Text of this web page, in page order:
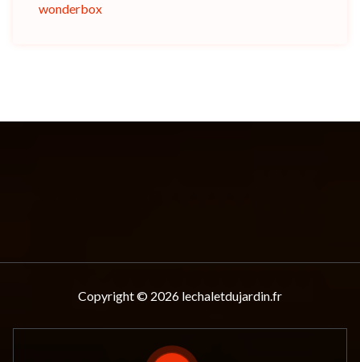
wonderbox
Copyright © 2026 lechaletdujardin.fr